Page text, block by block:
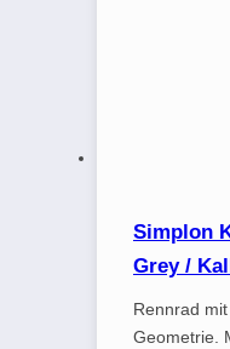
Simplon
Grey /
Rennrad
Geometrie.